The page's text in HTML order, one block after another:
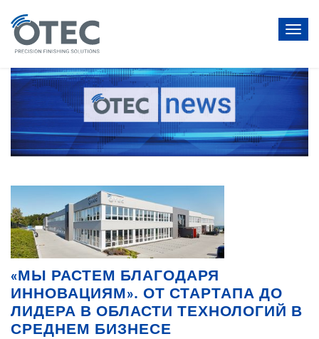
«МЫ РАСТЕМ БЛАГОДАРЯ
ИННОВАЦИЯМ». ОТ СТАРТАПА ДО
ЛИДЕРА В ОБЛАСТИ ТЕХНОЛОГИЙ В
СРЕДНЕМ БИЗНЕСЕ